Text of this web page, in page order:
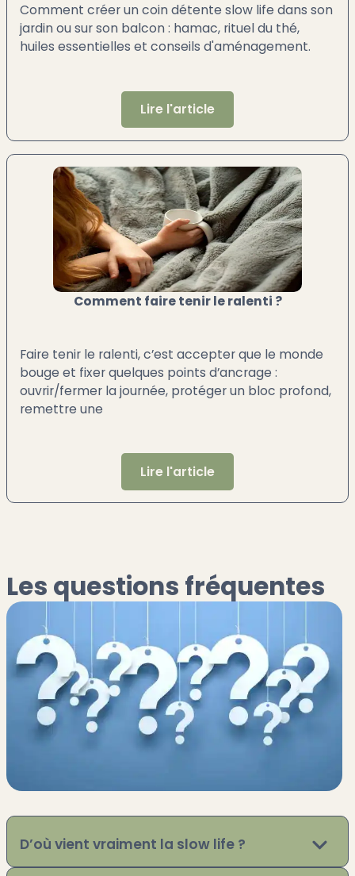
Comment créer un coin détente slow life dans son
jardin ou sur son balcon : hamac, rituel du thé,
huiles essentielles et conseils d'aménagement.
Lire l'article
Comment faire tenir le ralenti ?
Faire tenir le ralenti, c’est accepter que le monde
bouge et fixer quelques points d’ancrage :
ouvrir/fermer la journée, protéger un bloc profond,
remettre une
Lire l'article
Les questions fréquentes
D’où vient vraiment la slow life ?